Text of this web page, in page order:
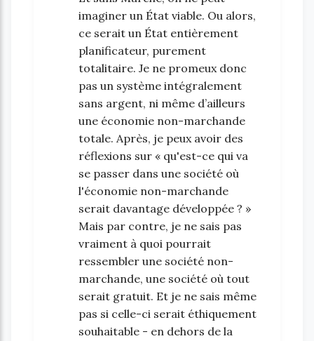
imaginer un État viable. Ou alors,
ce serait un État entièrement
planificateur, purement
totalitaire. Je ne promeux donc
pas un système intégralement
sans argent, ni même d’ailleurs
une économie non-marchande
totale. Après, je peux avoir des
réflexions sur « qu'est-ce qui va
se passer dans une société où
l'économie non-marchande
serait davantage développée ? »
Mais par contre, je ne sais pas
vraiment à quoi pourrait
ressembler une société non-
marchande, une société où tout
serait gratuit. Et je ne sais même
pas si celle-ci serait éthiquement
souhaitable - en dehors de la